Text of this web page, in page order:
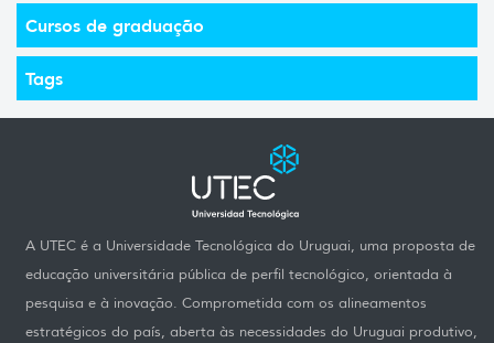
Cursos de graduação
Tags
A UTEC é a Universidade Tecnológica do Uruguai, uma proposta de
educação universitária pública de perfil tecnológico, orientada à
pesquisa e à inovação. Comprometida com os alineamentos
estratégicos do país, aberta às necessidades do Uruguai produtivo,